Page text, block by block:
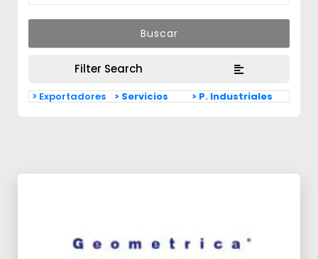
Filter Search
> Exportadores > Servicios > P. Industriales